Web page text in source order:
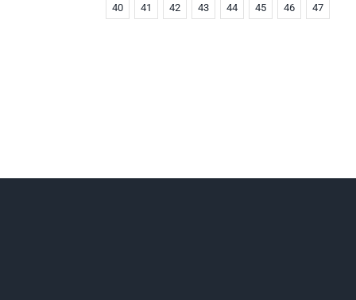
40
41 42 43 44 45 46 47